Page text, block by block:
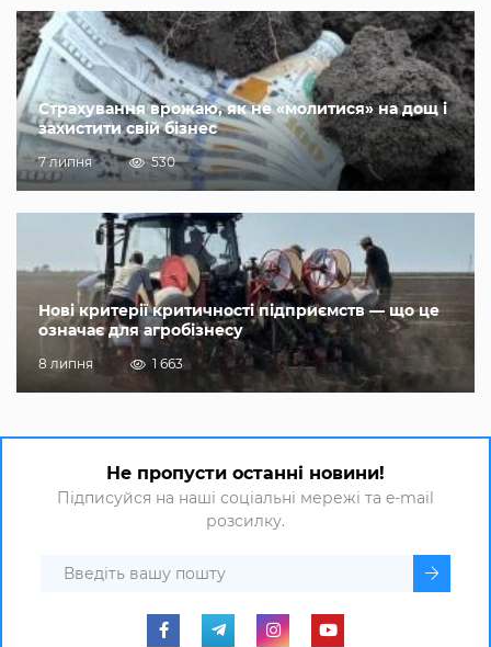
Страхування врожаю, як не «молитися» на дощ і
захистити свій бізнес
7 липня 530
Нові критерії критичності підприємств — що це
означає для агробізнесу
8 липня 1 663
Не пропусти останні новини!
Підписуйся на наші соціальні мережі та e-mail
розсилку.